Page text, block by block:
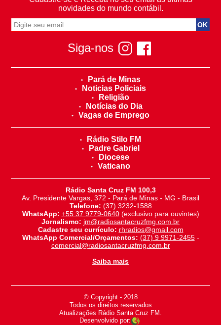
novidades do mundo contábil.
Siga-nos
Pará de Minas
Noticias Policiais
Religião
Notícias do Dia
Vagas de Emprego
Rádio Stilo FM
Padre Gabriel
Diocese
Vaticano
Rádio Santa Cruz FM 100,3
Av. Presidente Vargas, 372 - Pará de Minas - MG - Brasil
Telefone: (37) 3232-1588
WhatsApp: +55 37 9779-0640(exclusivo para ouvintes)
Jornalismo: jm@radiosantacruzfmg.com.br
Cadastre seu currículo: rhradios@gmail.com
WhatsApp Comercial/Orçamentos: (37) 9 9971-2455-
comercial@radiosantacruzfmg.com.br
Saiba mais
© Copyright - 2018
-
Todos os direitos reservados
-
Atualizações Rádio Santa Cruz FM.
Desenvolvido por: